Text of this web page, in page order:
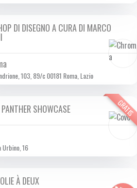
19/10 A DOM 20/10 2024
DI DISEGNO A CURA DI MARCO
103, 89/c 00181 Roma, Lazio
GRATIS
10 2024 SHOWCASE
Urbino, 16
02/10 A MER 23/10 2024
À DEUX